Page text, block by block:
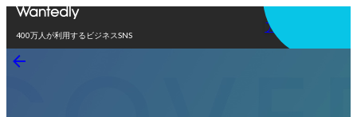
400万人が利用するビジネスSNS
アプリを使う